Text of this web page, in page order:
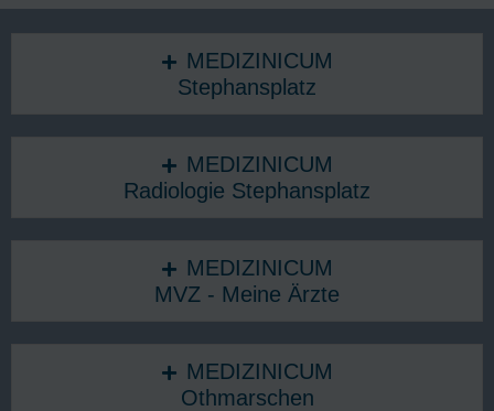
MEDIZINICUM
Stephansplatz
MEDIZINICUM
Radiologie Stephansplatz
MEDIZINICUM
MVZ - Meine Ärzte
MEDIZINICUM
Othmarschen